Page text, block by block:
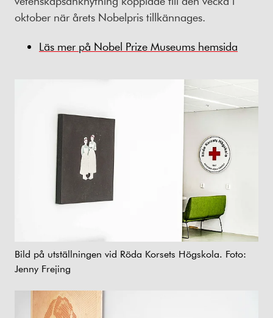
oktober när årets Nobelpris tillkännages.
Läs mer på Nobel Prize Museums hemsida
Bild på utställningen vid Röda Korsets Högskola. Foto:
Jenny Frejing